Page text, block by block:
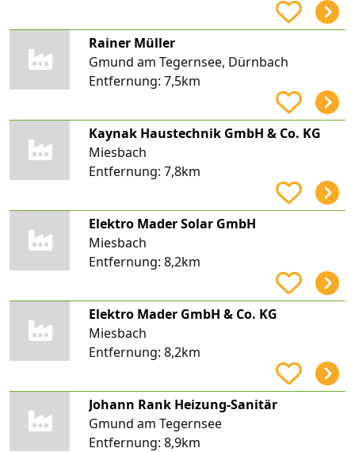
Rainer Müller
Gmund am Tegernsee, Dürnbach
Entfernung: 7,5km
Kaynak Haustechnik GmbH & Co. KG
Miesbach
Entfernung: 7,8km
Elektro Mader Solar GmbH
Miesbach
Entfernung: 8,2km
Elektro Mader GmbH & Co. KG
Miesbach
Entfernung: 8,2km
Johann Rank Heizung-Sanitär
Gmund am Tegernsee
Entfernung: 8,9km